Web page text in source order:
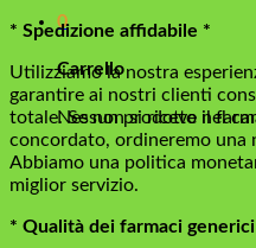
0
Carrello
Nessun prodotto nel
* Spedizione affidabile *
Utilizziamo la nostra
garantire ai nostri clienti
totale. Se non si riceve il
concordato, ordineremo una
Abbiamo una politica
miglior servizio.
* Qualità dei farmaci